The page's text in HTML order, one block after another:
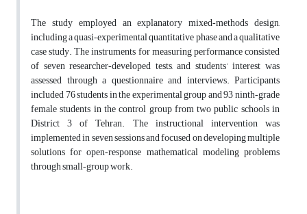
The study employed an explanatory mixed‑methods design,
including a quasi‑experimental quantitative phase and a qualitative
case study. The instruments for measuring performance consisted
of seven researcher‑developed tests, and students’ interest was
assessed through a questionnaire and interviews. Participants
included 76 students in the experimental group and 93 ninth‑grade
female students in the control group from two public schools in
District 3 of Tehran. The instructional intervention was
implemented in seven sessions and focused on developing multiple
solutions for open‑response mathematical modeling problems
through small‑group work.